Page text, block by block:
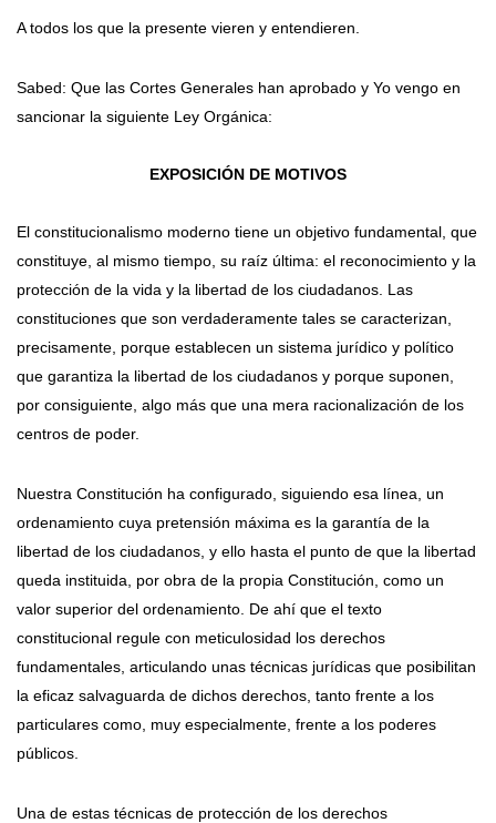
A todos los que la presente vieren y entendieren.
Sabed: Que las Cortes Generales han aprobado y Yo vengo en
sancionar la siguiente Ley Orgánica:
EXPOSICIÓN DE MOTIVOS
El constitucionalismo moderno tiene un objetivo fundamental, que
constituye, al mismo tiempo, su raíz última: el reconocimiento y la
protección de la vida y la libertad de los ciudadanos. Las
constituciones que son verdaderamente tales se caracterizan,
precisamente, porque establecen un sistema jurídico y político
que garantiza la libertad de los ciudadanos y porque suponen,
por consiguiente, algo más que una mera racionalización de los
centros de poder.
Nuestra Constitución ha configurado, siguiendo esa línea, un
ordenamiento cuya pretensión máxima es la garantía de la
libertad de los ciudadanos, y ello hasta el punto de que la libertad
queda instituida, por obra de la propia Constitución, como un
valor superior del ordenamiento. De ahí que el texto
constitucional regule con meticulosidad los derechos
fundamentales, articulando unas técnicas jurídicas que posibilitan
la eficaz salvaguarda de dichos derechos, tanto frente a los
particulares como, muy especialmente, frente a los poderes
públicos.
Una de estas técnicas de protección de los derechos